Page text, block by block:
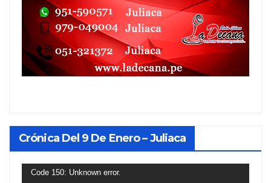
Crónica Del 9 De Enero – Juliaca
Reproductor
Code 150: Unknown error.